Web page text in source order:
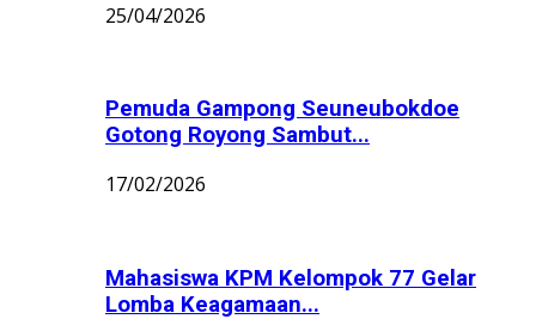
25/04/2026
Pemuda Gampong Seuneubokdoe
Gotong Royong Sambut...
17/02/2026
Mahasiswa KPM Kelompok 77 Gelar
Lomba Keagamaan...